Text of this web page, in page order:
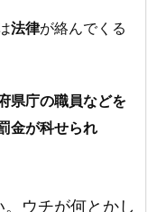
法律が絡んでくる
県庁の職員などを
金が科せられ
ウチが何とかし